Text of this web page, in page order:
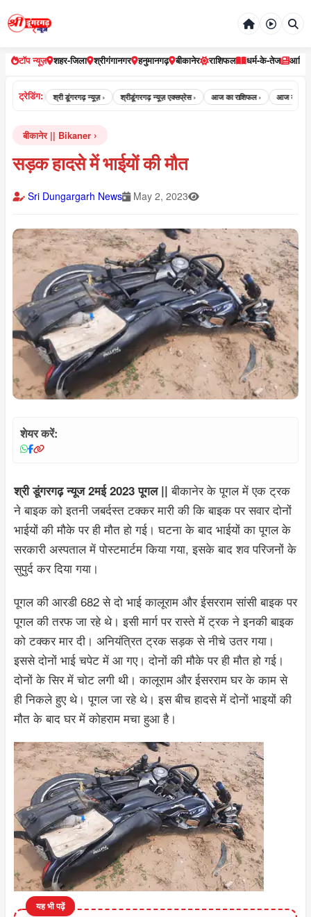
टॉप न्यूज़ शहर-जिला श्रीगंगानगर हनुमानगढ़ बीकानेर राशिफल धर्म-के-तेज
ट्रेडिंग:
न्यूज़ › श्री डूंगरगढ़ न्यूज़ › श्रीडूंगरगढ़ न्यूज़ एक्सप्रेस › आज का राशिफल › आज का पंचांग ›
बीकानेर || Bikaner
सड़क हादसे में भाईयों की मौत
Sri Dungargarh News May 2, 2023
शेयर करें:
श्री डूंगरगढ़ न्यूज 2मई 2023 पूगल || बीकानेर के पूगल में एक ट्रक
ने बाइक को इतनी जबर्दस्त टक्कर मारी की कि बाइक पर सवार दोनों
भाईयों की मौके पर ही मौत हो गई। घटना के बाद भाईयों का पूगल के
सरकारी अस्पताल में पोस्टमार्टम किया गया, इसके बाद शव परिजनों के
सुपुर्द कर दिया गया।
पूगल की आरडी 682 से दो भाई कालूराम और ईसरराम सांसी बाइक पर
पूगल की तरफ जा रहे थे। इसी मार्ग पर रास्ते में ट्रक ने इनकी बाइक
को टक्कर मार दी। अनियंत्रित ट्रक सड़क से नीचे उतर गया।
इससे दोनों भाई चपेट में आ गए। दोनों की मौके पर ही मौत हो गई।
दोनों के सिर में चोट लगी थी। कालूराम और ईसरराम घर के काम से
ही निकले हुए थे। पूगल जा रहे थे। इस बीच हादसे में दोनों भाइयों की
मौत के बाद घर में कोहराम मचा हुआ है।
यह भी पढ़ें